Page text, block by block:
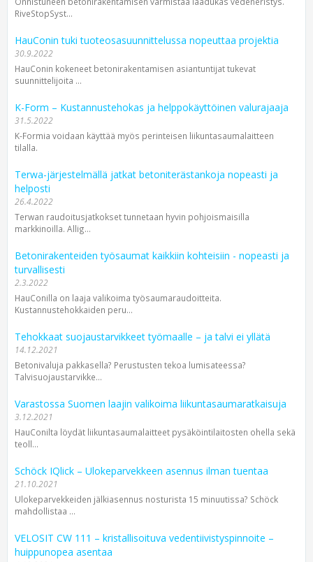
RiveStopSyst...
HauConin tuki tuoteosasuunnittelussa nopeuttaa projektia
30.9.2022
HauConin kokeneet betonirakentamisen asiantuntijat tukevat
suunnittelijoita ...
K-Form – Kustannustehokas ja helppokäyttöinen valurajaaja
31.5.2022
K-Formia voidaan käyttää myös perinteisen liikuntasaumalaitteen
tilalla.
Terwa-järjestelmällä jatkat betoniterästankoja nopeasti ja
helposti
26.4.2022
Terwan raudoitusjatkokset tunnetaan hyvin pohjoismaisilla
markkinoilla. Allig...
Betonirakenteiden työsaumat kaikkiin kohteisiin - nopeasti ja
turvallisesti
2.3.2022
HauConilla on laaja valikoima työsaumaraudoitteita.
Kustannustehokkaiden peru...
Tehokkaat suojaustarvikkeet työmaalle – ja talvi ei yllätä
14.12.2021
Betonivaluja pakkasella? Perustusten tekoa lumisateessa?
Talvisuojaustarvikke...
Varastossa Suomen laajin valikoima liikuntasaumaratkaisuja
3.12.2021
HauConilta löydät liikuntasaumalaitteet pysäköintilaitosten ohella sekä
teoll...
Schöck IQlick – Ulokeparvekkeen asennus ilman tuentaa
21.10.2021
Ulokeparvekkeiden jälkiasennus nosturista 15 minuutissa? Schöck
mahdollistaa ...
VELOSIT CW 111 – kristallisoituva vedentiivistyspinnoite –
huippunopea asentaa